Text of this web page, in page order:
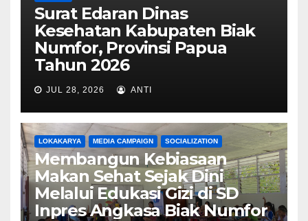
Surat Edaran Dinas
Kesehatan Kabupaten Biak
Numfor, Provinsi Papua
Tahun 2026
JUL 28, 2026 ANTI
LOKAKARYA MEDIA CAMPAIGN SOCIALIZATION
Membangun Kebiasaan
Makan Sehat Sejak Dini
Melalui Edukasi Gizi di SD
Inpres Angkasa Biak Numfor